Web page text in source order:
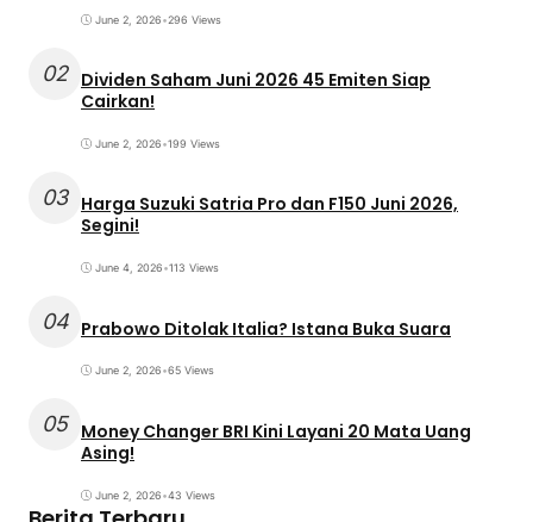
June 2, 2026•296 Views
02 Dividen Saham Juni 2026 45 Emiten Siap
Cairkan!
June 2, 2026•199 Views
03 Harga Suzuki Satria Pro dan F150 Juni 2026,
Segini!
June 4, 2026•113 Views
04 Prabowo Ditolak Italia? Istana Buka Suara
June 2, 2026•65 Views
05 Money Changer BRI Kini Layani 20 Mata Uang
Asing!
June 2, 2026•43 Views